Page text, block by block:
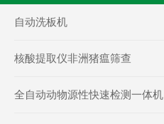
自动洗板机
核酸提取仪非洲猪瘟筛查
全自动动物源性快速检测一体机